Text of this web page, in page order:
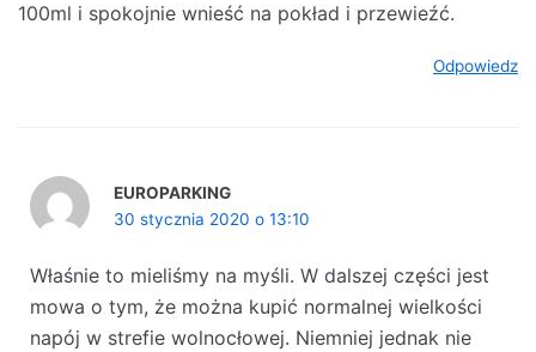
100ml i spokojnie wnieść na pokład i przewieźć.
Odpowiedz
EUROPARKING
30 stycznia 2020 o 13:10
Właśnie to mieliśmy na myśli. W dalszej części jest
mowa o tym, że można kupić normalnej wielkości
napój w strefie wolnocłowej. Niemniej jednak nie